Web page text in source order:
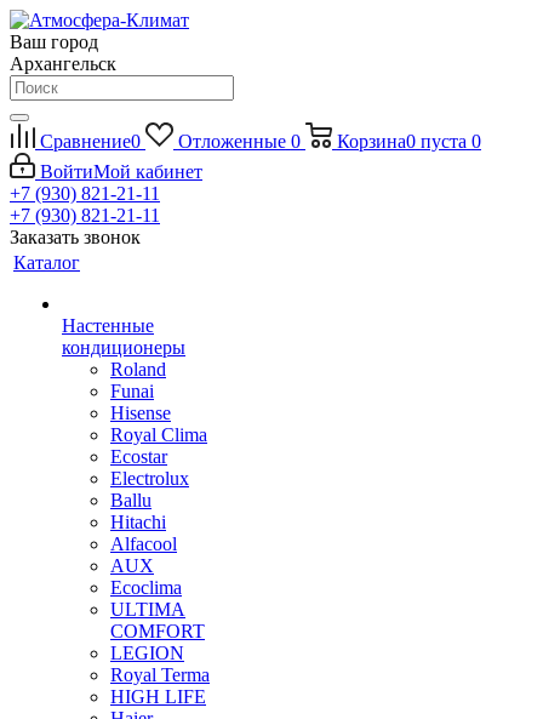
Ваш город
Архангельск
Сравнение0 Отложенные 0 Корзина0 пуста 0
ВойтиМой кабинет
+7 (930) 821-21-11
+7 (930) 821-21-11
Заказать звонок
Каталог
Настенные
кондиционеры
Roland
Funai
Hisense
Royal Clima
Ecostar
Electrolux
Ballu
Hitachi
Alfacool
AUX
Ecoclima
ULTIMA
COMFORT
LEGION
Royal Terma
HIGH LIFE